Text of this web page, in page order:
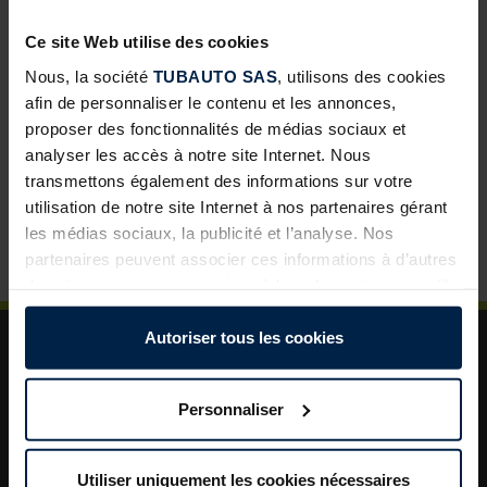
Ce site Web utilise des cookies
Nous, la société TUBAUTO SAS , utilisons des cookies
afin de personnaliser le contenu et les annonces,
proposer des fonctionnalités de médias sociaux et
analyser les accès à notre site Internet. Nous
transmettons également des informations sur votre
utilisation de notre site Internet à nos partenaires gérant
les médias sociaux, la publicité et l’analyse. Nos
partenaires peuvent associer ces informations à d’autres
ont collectées dans le cadre de votre utilisation des
Légalement, nous pouvons stocker des cookies sur votre
fonctionnement de ce site. Pour tous les autres types de
cookies, nous avons besoin de votre autorisation. Vous
Autoriser tous les cookies
Personnaliser
Utiliser uniquement les cookies nécessaires
Abris de jardin avec toit lounge : une solution à forte
valeur ajoutée pour vos clients
Porte de garage sectionnelle : un incontournable pour
développer vos ventes
La porte de garage : un levier de valorisation pour vos
projets clients
Plus de sécurité dans le jardin : un aménagement
astucieux pour plus d’ordre et de rangement
A propos de TUBAUTO